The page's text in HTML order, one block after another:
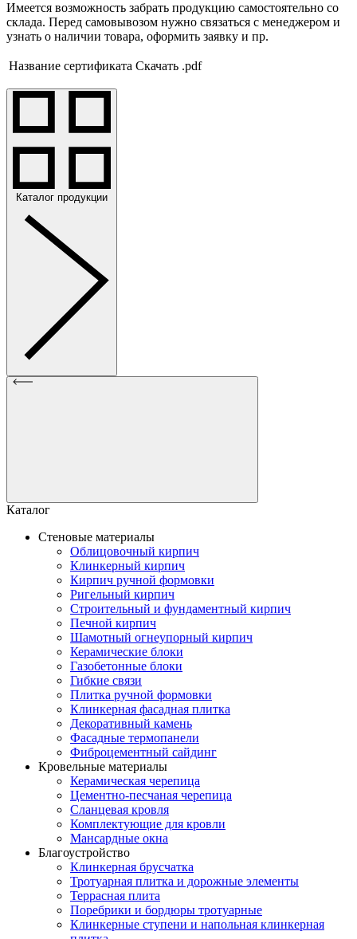
Имеется возможность забрать продукцию самостоятельно со
склада. Перед самовывозом нужно связаться с менеджером и
узнать о наличии товара, оформить заявку и пр.
Название сертификата Скачать .pdf
Каталог продукции
Каталог
Стеновые материалы
Облицовочный кирпич
Клинкерный кирпич
Кирпич ручной формовки
Ригельный кирпич
Строительный и фундаментный кирпич
Печной кирпич
Шамотный огнеупорный кирпич
Керамические блоки
Газобетонные блоки
Гибкие связи
Плитка ручной формовки
Клинкерная фасадная плитка
Декоративный камень
Фасадные термопанели
Фиброцементный сайдинг
Кровельные материалы
Керамическая черепица
Цементно-песчаная черепица
Сланцевая кровля
Комплектующие для кровли
Мансардные окна
Благоустройство
Клинкерная брусчатка
Тротуарная плитка и дорожные элементы
Террасная плита
Поребрики и бордюры тротуарные
Клинкерные ступени и напольная клинкерная